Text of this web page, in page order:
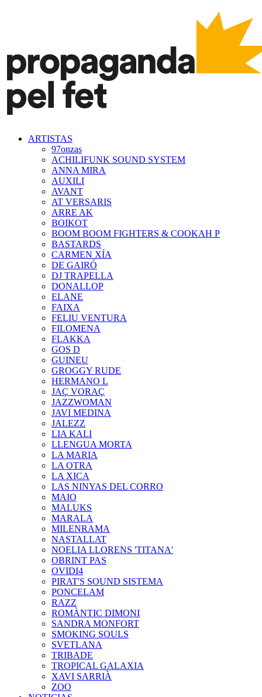
ARTISTAS
97onzas
ACHILIFUNK SOUND SYSTEM
ANNA MIRA
AUXILI
AVANT
AT VERSARIS
ARRE AK
BOIKOT
BOOM BOOM FIGHTERS & COOKAH P
BASTARDS
CARMEN XÍA
DE GAIRÓ
DJ TRAPELLA
DONALLOP
ELANE
FAIXA
FELIU VENTURA
FILOMENA
FLAKKA
GOS D
GUINEU
GROGGY RUDE
HERMANO L
JAÇ VORAÇ
JAZZWOMAN
JAVI MEDINA
JALEZZ
LIA KALI
LLENGUA MORTA
LA MARIA
LA OTRA
LA XICA
LAS NINYAS DEL CORRO
MAIO
MALUKS
MARALA
MILENRAMA
NASTALLAT
NOELIA LLORENS 'TITANA'
OBRINT PAS
OVIDI4
PIRAT'S SOUND SISTEMA
PONCELAM
RAZZ
ROMÀNTIC DIMONI
SANDRA MONFORT
SMOKING SOULS
SVETLANA
TRIBADE
TROPICAL GALAXIA
XAVI SARRIÀ
ZOO